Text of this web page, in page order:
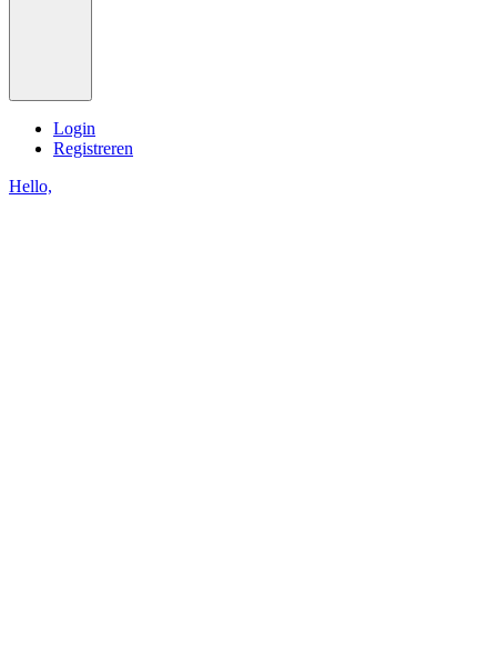
Login
Registreren
Hello,